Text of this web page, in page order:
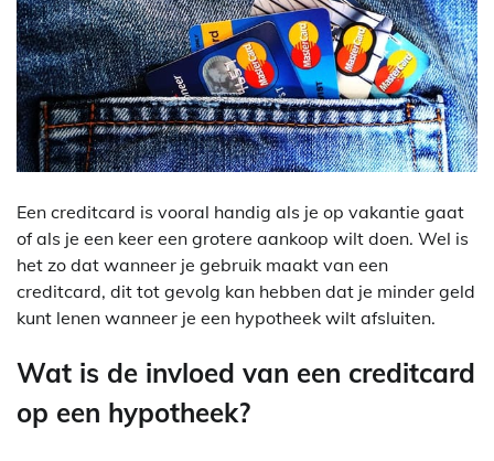
Een creditcard is vooral handig als je op vakantie gaat
of als je een keer een grotere aankoop wilt doen. Wel is
het zo dat wanneer je gebruik maakt van een
creditcard, dit tot gevolg kan hebben dat je minder geld
kunt lenen wanneer je een hypotheek wilt afsluiten.
Wat is de invloed van een creditcard
op een hypotheek?